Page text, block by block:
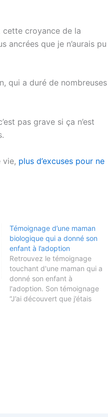
cette croyance de la
ancrées que je n’aurais pu
qui a duré de nombreuses
pas grave si ça n’est
vie, plus d’excuses pour ne
Témoignage d’une maman
biologique qui a donné son
enfant à l’adoption
Retrouvez le témoignage
touchant d'une maman qui a
donné son enfant à
l'adoption. Son témoignage
“J’ai découvert que j’étais